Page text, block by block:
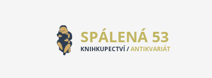
SPÁLENÁ 53
KNIHKUPECTVÍ /ANTIKVARIÁT